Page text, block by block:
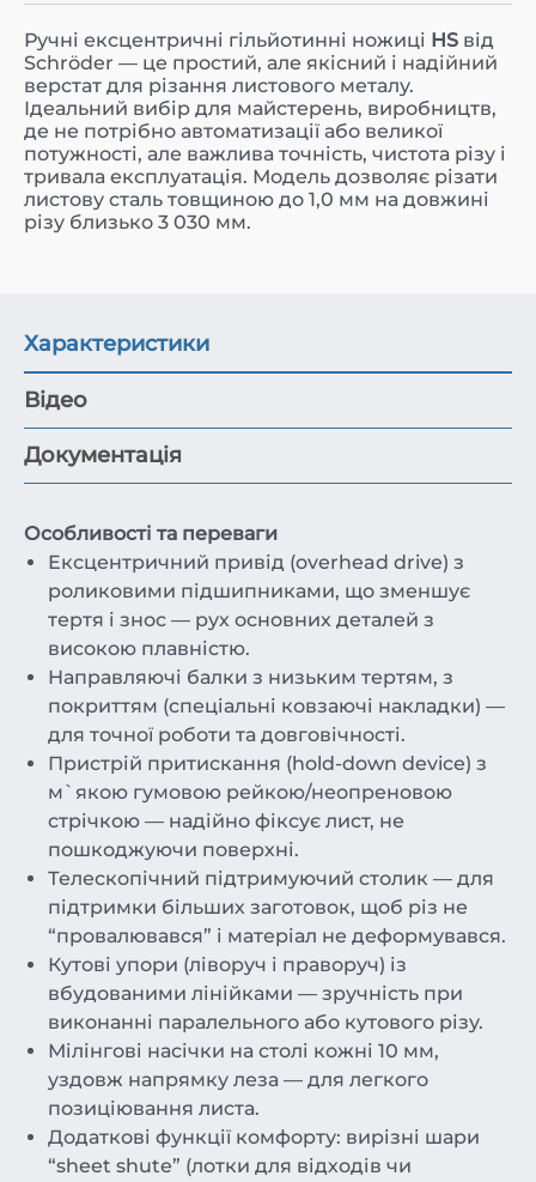
Ручні ексцентричні гільйотинні ножиці HS від
Schröder — це простий, але якісний і надійний
верстат для різання листового металу.
Ідеальний вибір для майстерень, виробництв,
де не потрібно автоматизації або великої
потужності, але важлива точність, чистота різу і
тривала експлуатація. Модель дозволяє різати
листову сталь товщиною до 1,0 мм на довжині
різу близько 3 030 мм.
Характеристики
Відео
Документація
Особливості та переваги
Ексцентричний привід (overhead drive) з
роликовими підшипниками, що зменшує
тертя і знос — рух основних деталей з
високою плавністю.
Направляючі балки з низьким тертям, з
покриттям (спеціальні ковзаючі накладки) —
для точної роботи та довговічності.
Пристрій притискання (hold-down device) з
м`якою гумовою рейкою/неопреновою
стрічкою — надійно фіксує лист, не
пошкоджуючи поверхні.
Телескопічний підтримуючий столик — для
підтримки більших заготовок, щоб різ не
“провалювався” і матеріал не деформувався.
Кутові упори (ліворуч і праворуч) із
вбудованими лінійками — зручність при
виконанні паралельного або кутового різу.
Мілінгові насічки на столі кожні 10 мм,
уздовж напрямку леза — для легкого
позиціювання листа.
Додаткові функції комфорту: вирізні шари
“sheet shute” (лотки для відходів чи